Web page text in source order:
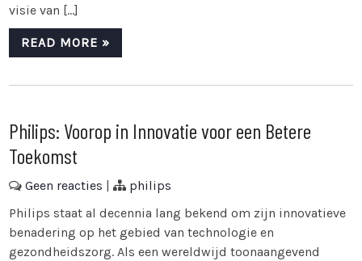
visie van […]
READ MORE »
Philips: Voorop in Innovatie voor een Betere
Toekomst
Geen reacties |
philips
Philips staat al decennia lang bekend om zijn innovatieve
benadering op het gebied van technologie en
gezondheidszorg. Als een wereldwijd toonaangevend